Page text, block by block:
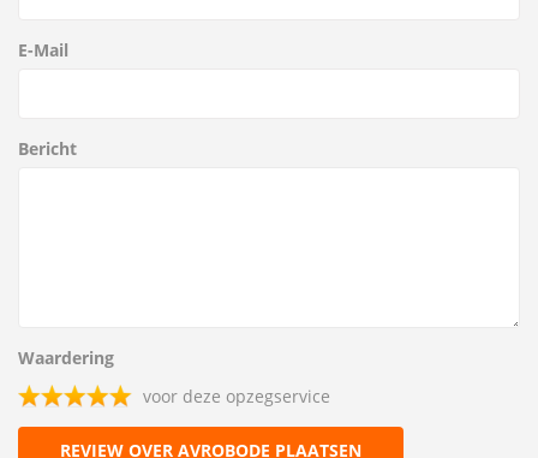
E-Mail
Bericht
Waardering
voor deze opzegservice
REVIEW OVER AVROBODE PLAATSEN